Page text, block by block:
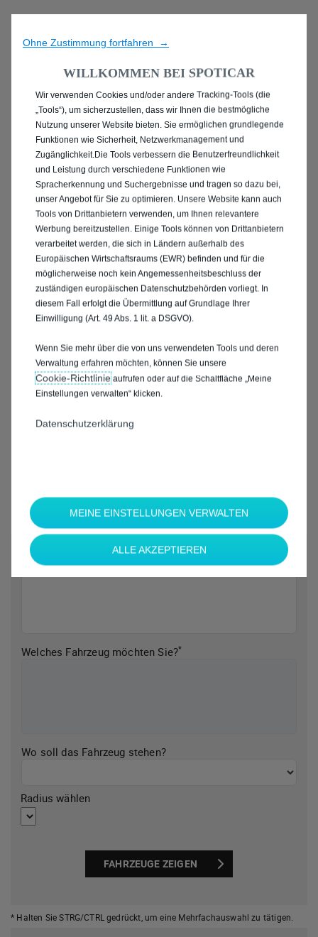
ENTDECKEN SIE ALLE
PEUGEOT 2008
GEBRAUCHTWAGEN IN
ESCHWEILER
Welche Marke möchten Sie?*
Welches Fahrzeug möchten Sie?*
Wo soll das Fahrzeug stehen?
Radius wählen
FAHRZEUGE ZEIGEN
* Halten Sie STRG/CTRL gedrückt, um eine Mehrfachauswahl zu tätigen.
Ohne Zustimmung fortfahren →
WILLKOMMEN BEI SPOTICAR
Wir verwenden Cookies und/oder andere Tracking-Tools (die
„Tools“), um sicherzustellen, dass wir Ihnen die bestmögliche
Nutzung unserer Website bieten. Sie ermöglichen grundlegende
Funktionen wie Sicherheit, Netzwerkmanagement und
Zugänglichkeit.Die Tools verbessern die Benutzerfreundlichkeit
und Leistung durch verschiedene Funktionen wie
Spracherkennung und Suchergebnisse und tragen so dazu bei,
unser Angebot für Sie zu optimieren. Unsere Website kann auch
Tools von Drittanbietern verwenden, um Ihnen relevantere
Werbung bereitzustellen. Einige Tools können von Drittanbietern
verarbeitet werden, die sich in Ländern außerhalb des
Europäischen Wirtschaftsraums (EWR) befinden und für die
möglicherweise noch kein Angemessenheitsbeschluss der
zuständigen europäischen Datenschutzbehörden vorliegt. In
diesem Fall erfolgt die Übermittlung auf Grundlage Ihrer
Einwilligung (Art. 49 Abs. 1 lit. a DSGVO).
Wenn Sie mehr über die von uns verwendeten Tools und deren
Verwaltung erfahren möchten, können Sie unsere
Cookie‑Richtlinieaufrufen oder auf die Schaltfläche „Meine
Einstellungen verwalten“ klicken.
Datenschutzerklärung
MEINE EINSTELLUNGEN VERWALTEN
ALLE AKZEPTIEREN